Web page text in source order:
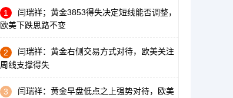
1
闫瑞祥；黄金3853得失决定短线能否调整，
欧美下跌思路不变
2
闫瑞祥：黄金右侧交易方式对待，欧美关注
周线支撑得失
3
闫瑞祥：黄金早盘低点之上强势对待，欧美